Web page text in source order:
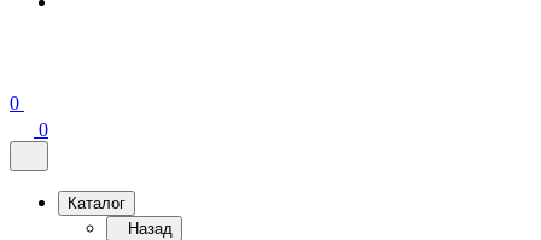
0
0
Каталог
Назад